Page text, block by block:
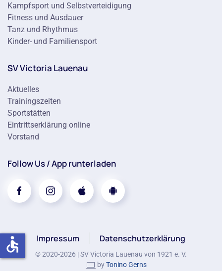
Kampfsport und Selbstverteidigung
Fitness und Ausdauer
Tanz und Rhythmus
Kinder- und Familiensport
SV Victoria Lauenau
Aktuelles
Trainingszeiten
Sportstätten
Eintrittserklärung online
Vorstand
Follow Us / App runterladen
Impressum Datenschutzerklärung
© 2020-2026 | SV Victoria Lauenau von 1921 e. V.
byTonino Gerns
accessible